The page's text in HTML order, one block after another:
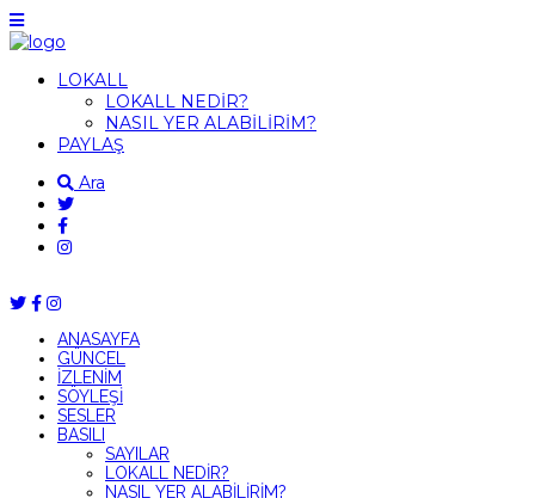
LOKALL
LOKALL NEDİR?
NASIL YER ALABİLİRİM?
PAYLAŞ
Ara
ANASAYFA
GÜNCEL
İZLENİM
SÖYLEŞİ
SESLER
BASILI
SAYILAR
LOKALL NEDİR?
NASIL YER ALABİLİRİM?